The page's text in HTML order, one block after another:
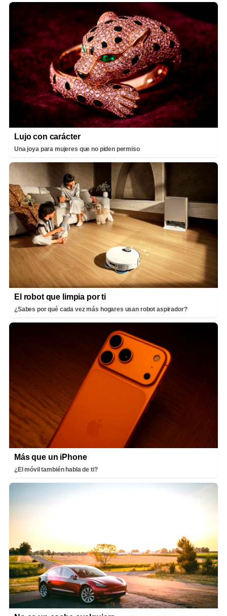
Lujo con carácter
Una joya para mujeres que no piden permiso
El robot que limpia por ti
¿Sabes por qué cada vez más hogares usan robot aspirador?
Más que un iPhone
¿El móvil también habla de ti?